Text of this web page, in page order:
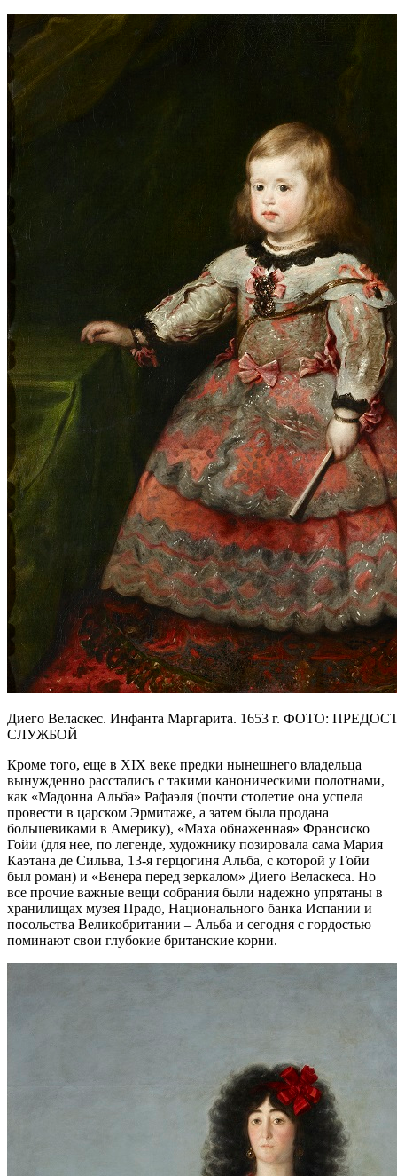
Диего Веласкес. Инфанта Маргарита. 1653 г. ФОТО:
СЛУЖБОЙ
Кроме того, еще в XIX веке предки нынешнего владельца
вынужденно расстались с такими каноническими полотнами,
как «Мадонна Альба» Рафаэля (почти столетие она успела
провести в царском Эрмитаже, а затем была продана
большевиками в Америку), «Маха обнаженная» Франсиско
Гойи (для нее, по легенде, художнику позировала сама Мария
Каэтана де Сильва, 13-я герцогиня Альба, с которой у Гойи
был роман) и «Венера перед зеркалом» Диего Веласкеса. Но
все прочие важные вещи собрания были надежно упрятаны в
хранилищах музея Прадо, Национального банка Испании и
посольства Великобритании – Альба и сегодня с гордостью
поминают свои глубокие британские корни.